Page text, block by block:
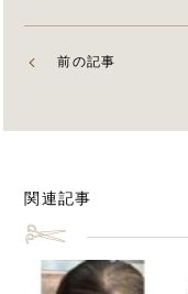
前の記事
関連記事